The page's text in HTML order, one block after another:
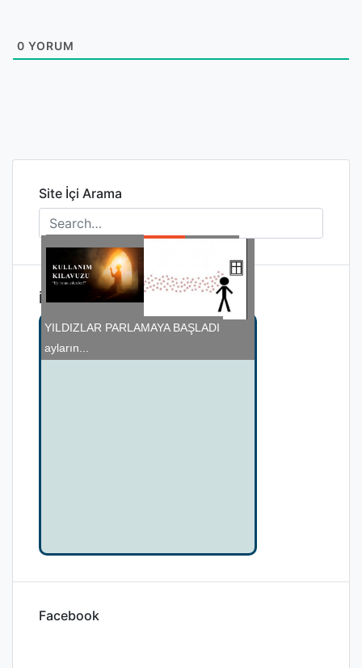
0 YORUM
Site İçi Arama
İlginizi Çekebilir
EastMed: Bir Enerji Hattından Fazlası
OYLUM OYLUM OLALI...
Bina havalandırma sistemleri, kış
ayların...
Kullanım Kılavuzu
YILDIZLAR PARLAMAYA BAŞLADI
Facebook